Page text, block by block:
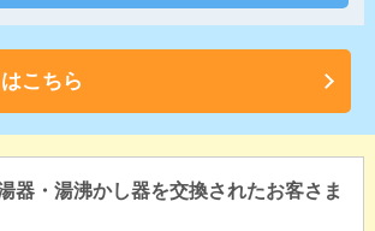
こちら
器・湯沸かし器を交換されたお客さま